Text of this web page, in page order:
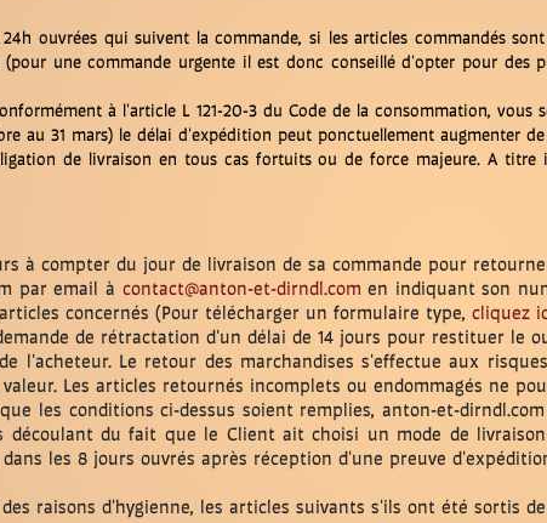
24h ouvrées qui suivent la commande, si les articles commandés
une commande urgente il est donc conseillé d'opter pour
à l'article L 121-20-3 du Code de la consommation,
au 31 mars) le délai d'expédition peut ponctuellement augmenter
de livraison en tous cas fortuits ou de force majeure. A
à compter du jour de livraison de sa commande pour
par email à contact@anton-et-dirndl.com en indiquant son
concernés (Pour télécharger un formulaire type, cliquez
de rétractation d'un délai de 14 jours pour restituer le
l'acheteur. Le retour des marchandises s'effectue aux
Les articles retournés incomplets ou endommagés ne
les conditions ci-dessus soient remplies, anton-et-
découlant du fait que le Client ait choisi un mode de
les 8 jours ouvrés après réception d'une preuve
raisons d'hygienne, les articles suivants s'ils ont été sortis